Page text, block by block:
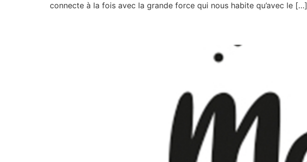
connecte à la fois avec la grande force qui nous habite qu’avec le […]